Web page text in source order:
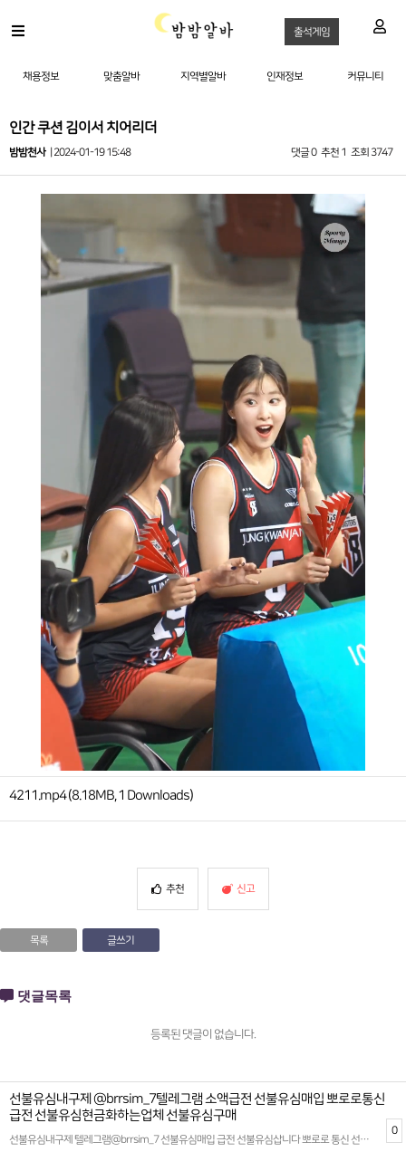
출석게임
채용정보 맞춤알바 지역별알바 인재정보 커뮤니티
인간 쿠션 김이서 치어리더
밤밤천사 | 2024-01-19 15:48 댓글 0 추천 1 조회 3747
4211.mp4 (8.18MB, 1 Downloads)
추천 신고
목록 글쓰기
댓글목록
등록된 댓글이 없습니다.
선불유심내구제 @brrsim_7텔레그램 소액급전 선불유심매입 뽀로로통신
급전 선불유심현금화하는업체 선불유심구매
선불유심내구제 텔레그램@brrsim_7 선불유심매입 급전 선불유심삽니다 뽀로로 통신 선불유심구매 특례보증긴급대출 철원군선불유심파는업체 선불유심매입 요즘 경제 상황이 어려워지면서 급전이 필요한 분들이 점점 많아지고 있습니다 특히 연체자나 신용이 낮은 분들은 금융 서비스를 이용하기가 어려운 경우가 많아 더 큰 어려움을 겪곤 합니다. 이런 상황에서 비대면 작업 대출, 선불 유심 내구제 등 실질적인 도움을 주는 서비스들이 주목을 받고 있는데요. 이에 대해 자세히 알아보겠습니다. 비대면 작업 대출은 신용도가 낮거나 연체 이력이 있는 사람들에게 급하게 필요한 자금을 지원하는 방식입니다. 이 서비스는 직접 은행에 방문할 필요 없이 비대면으로 진행되기 때문에 시간과 노력 면에서 큰 장점을 가지고 있습니다. 일반적으로 약 20만 30만원 정도의 소액급전대출이 가능하므로, 갑작스럽게 작은 금액이 필요한 상황에서 유용하게 활용할 수 있습니다 또 한 가지 주목받는 서비스는 선불 유심 내구제입니다. 이용하면 일정 금액인 약 30만 원 정도의 자금을 융통할 수 있어 경제적으로 어려움을 겪는 분들에게 도움을 줄 수 있습니다. 선불 유심 매입하는 업체를 통해 관련 정보를 얻고 신속하게 지원받을 수 있습니다 결론적으로, 비대면 작업 대출과 선불 유심 내구제는 비교적 소액의 급전을 필요로 하는 이들에게 실질적인 대안이 될 수 있습니다. 자신의 상황과 필요에 맞게 적절한 선택을 하고 효과를 극대화할 수 있다는 점을 꼭 기억하시기 바랍니다. 올바른 정보와 계획으로 지금의 어려운 시기를 슬기롭게 극복하시길 바랍니다 확실한 파트너와 함께하세요 시간 낭비와 신용 하락을 막는 가장 좋은 방법은 처음부터 제대로 된 전문가를 만나는 것입니다 홈페이지: https://brrsim77.isweb.co.kr 홈페이지: https://litt.ly/brrsim7
0